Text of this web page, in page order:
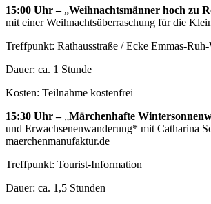
15:00 Uhr – „Weihnachtsmänner hoch zu
mit einer Weihnachtsüberraschung für die
Treffpunkt: Rathausstraße / Ecke Emmas-Ruh-
Dauer: ca. 1 Stunde
Kosten: Teilnahme kostenfrei
15:30 Uhr – „Märchenhafte
und Erwachsenenwanderung* mit Catharina
maerchenmanufaktur.de
Treffpunkt: Tourist-Information
Dauer: ca. 1,5 Stunden